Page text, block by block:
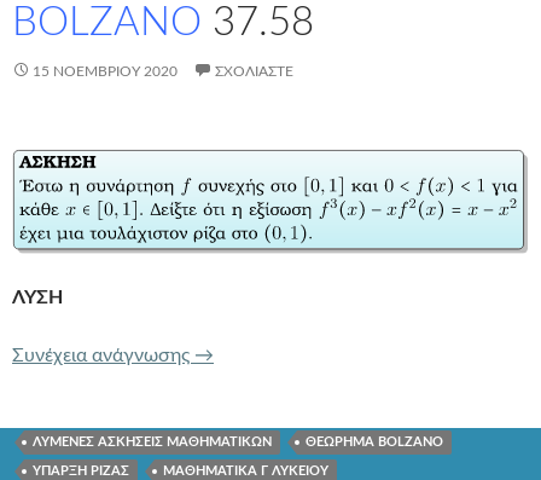
BOLZANO 37.58
15 ΝΟΕΜΒΡΊΟΥ 2020 ΣΧΟΛΙΆΣΤΕ
ΛΥΣΗ
Συνέχεια ανάγνωσης ΑΣΚΗΣH ΘΕΩΡΗΜΑ BOLZANO
→
ΛΥΜΕΝΕΣ ΑΣΚΗΣΕΙΣ ΜΑΘΗΜΑΤΙΚΩΝ ΘΕΩΡΗΜΑ BOLZANO
ΥΠΑΡΞΗ ΡΙΖΑΣ ΜΑΘΗΜΑΤΙΚΑ Γ ΛΥΚΕΙΟΥ